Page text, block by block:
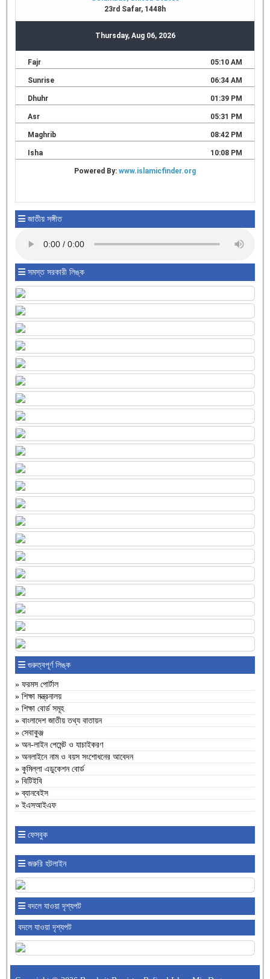
জাতীয় সঙ্গীত
সমস্ত সরকারী লিঙ্ক
গুরুত্বপূর্ণ লিঙ্ক
» ফরমস পোর্টাল
» শিক্ষা মন্ত্রনালয়
» শিক্ষা বোর্ড সমূহ
» বাংলাদেশ জাতীয় তথ্য বাতায়ন
» সেবাকুঞ্জ
» অন-লাইন পেমেন্ট ও যাচাইকরণ
» অনলাইনে নাম ও বয়স সংশোধনের আবেদন
» কুমিল্লা এডুকেশন বোর্ড
» বিটিইবি
» ব্যানবেইস
» ইএসআইএফ
ফেসবুক
জরুরি হটলাইন
বদলে যাওয়া দৃশ্যপট
বদলে যাওয়া দৃশ্যপট